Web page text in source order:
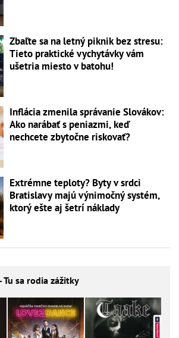
Zbaľte sa na letný piknik bez stresu:
Tieto praktické vychytávky vám
ušetria miesto v batohu!
Inflácia zmenila správanie Slovákov:
Ako narábať s peniazmi, keď
nechcete zbytočne riskovať?
Extrémne teploty? Byty v srdci
Bratislavy majú výnimočný systém,
ktorý ešte aj šetrí náklady
Tu sa rodia zážitky